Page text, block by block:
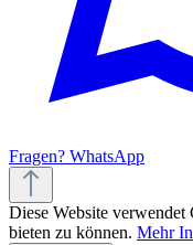
Fragen? WhatsApp
Diese Website
bieten zu können. Mehr